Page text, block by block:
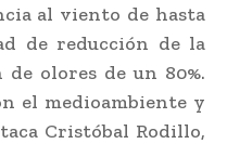
al viento de hasta
de reducción de la
olores de un 80%.
el medioambiente y
Cristóbal Rodillo,